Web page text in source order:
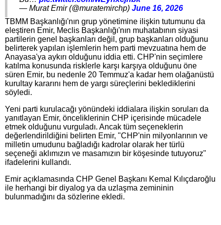
— Murat Emir (@muratemirchp) June 16, 2026
TBMM Başkanlığı'nın grup yönetimine ilişkin tutumunu da
eleştiren Emir, Meclis Başkanlığı'nın muhatabının siyasi
partilerin genel başkanları değil, grup başkanları olduğunu
belirterek yapılan işlemlerin hem parti mevzuatına hem de
Anayasa'ya aykırı olduğunu iddia etti. CHP'nin seçimlere
katılma konusunda risklerle karşı karşıya olduğunu öne
süren Emir, bu nedenle 20 Temmuz'a kadar hem olağanüstü
kurultay kararını hem de yargı süreçlerini beklediklerini
söyledi.
Yeni parti kurulacağı yönündeki iddialara ilişkin soruları da
yanıtlayan Emir, önceliklerinin CHP içerisinde mücadele
etmek olduğunu vurguladı. Ancak tüm seçeneklerin
değerlendirildiğini belirten Emir, "CHP'nin milyonlarının ve
milletin umudunu bağladığı kadrolar olarak her türlü
seçeneği aklımızın ve masamızın bir köşesinde tutuyoruz"
ifadelerini kullandı.
Emir açıklamasında CHP Genel Başkanı Kemal Kılıçdaroğlu
ile herhangi bir diyalog ya da uzlaşma zemininin
bulunmadığını da sözlerine ekledi.